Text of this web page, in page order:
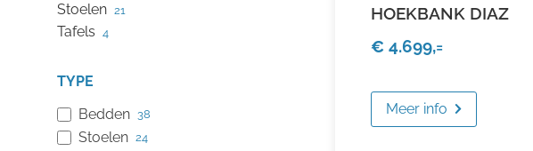
Stoelen 21
Tafels 4
TYPE
Bedden 38
Stoelen 24
HOEKBANK DIAZ
€ 4.699,=
Meer info